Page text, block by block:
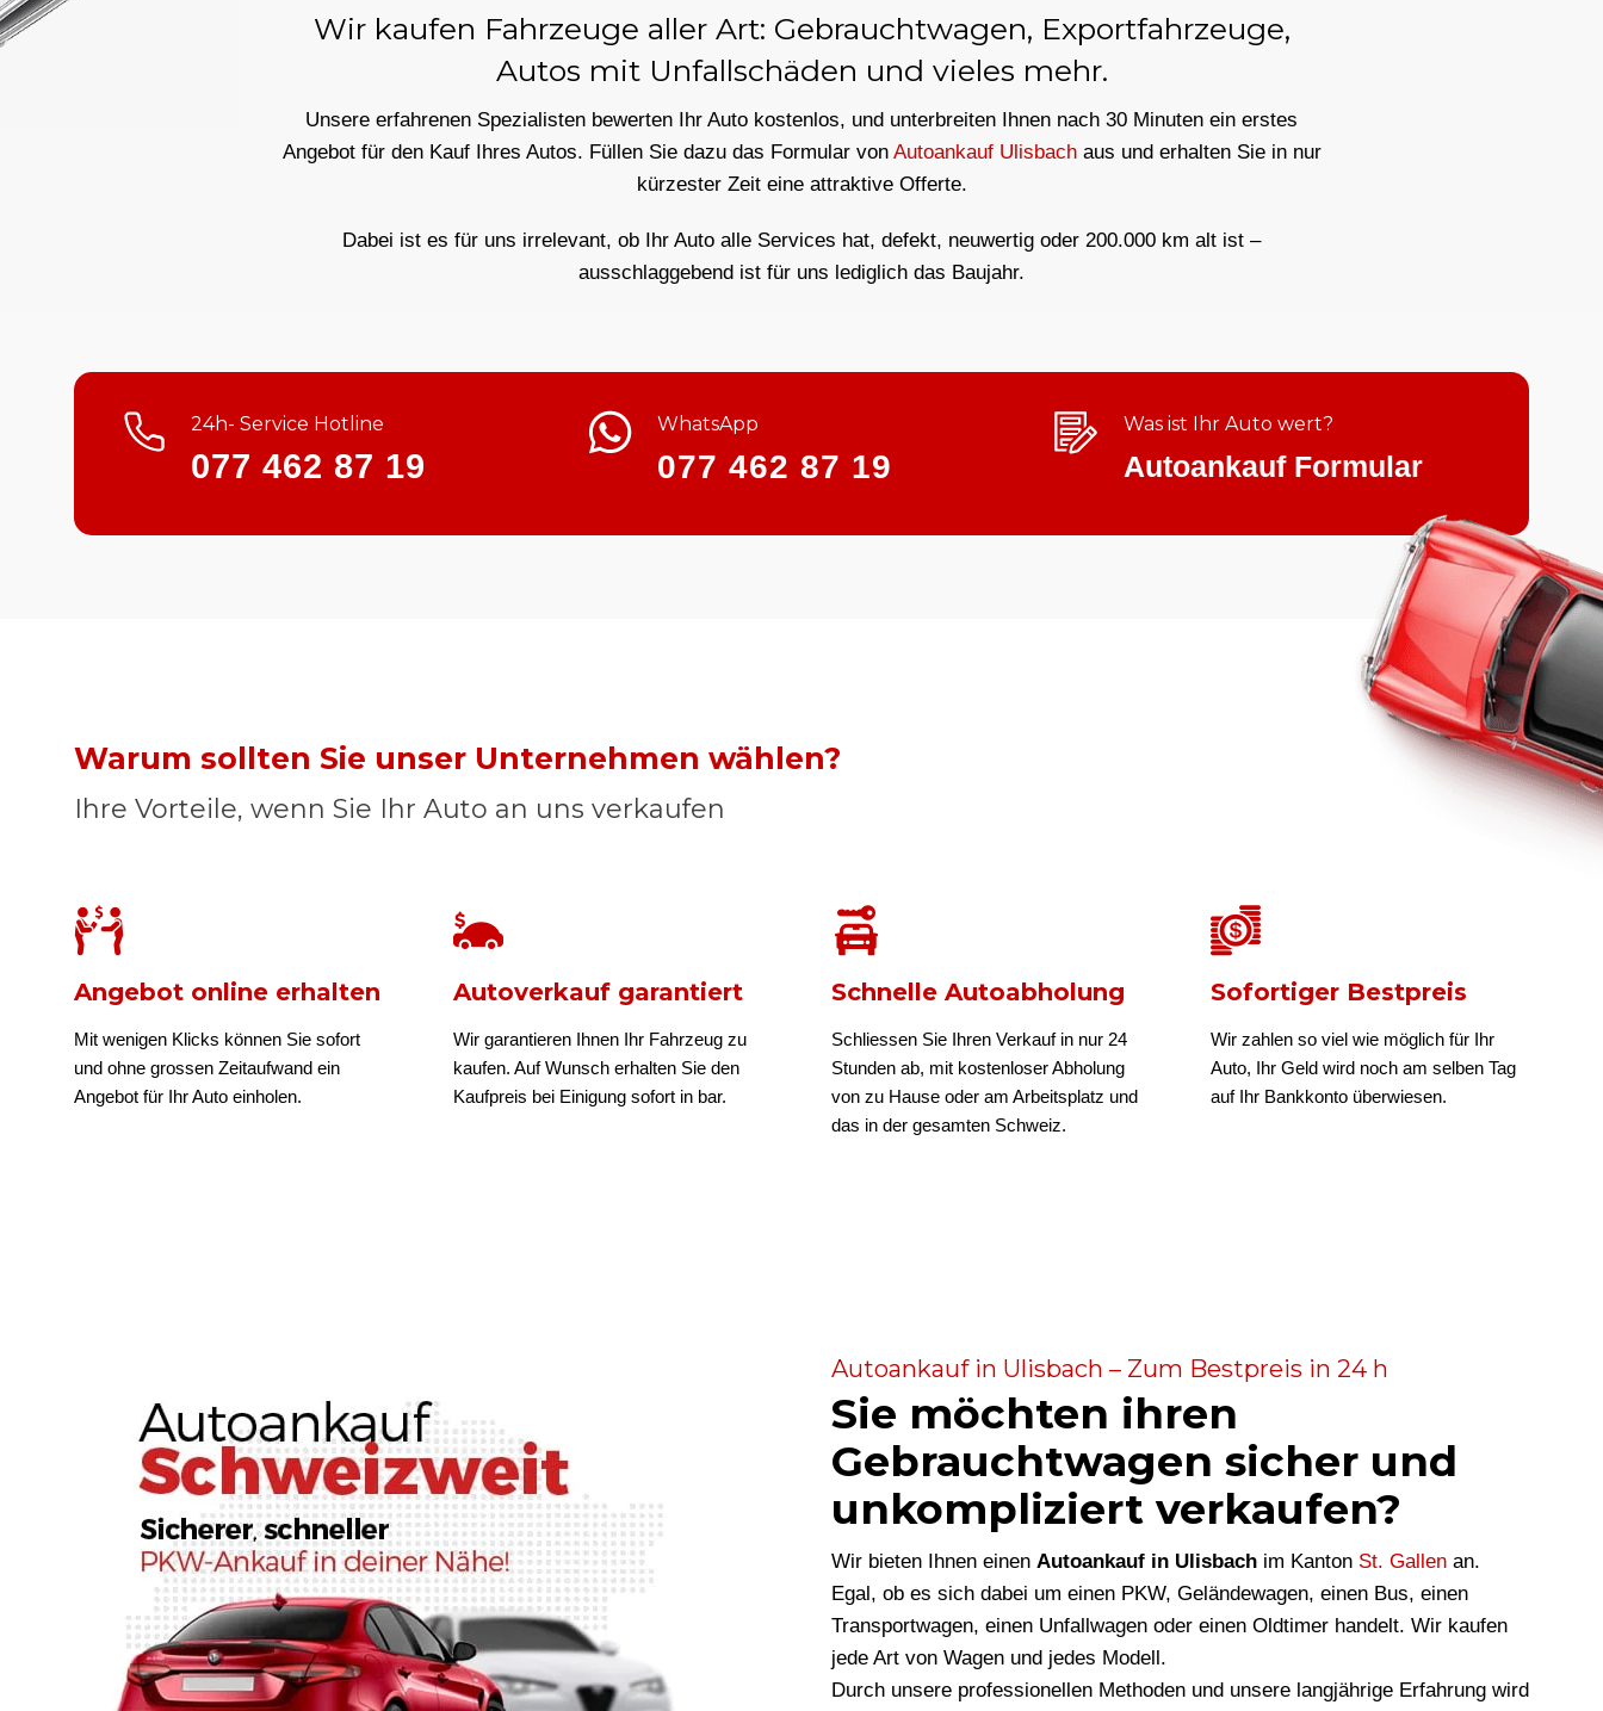
Wir kaufen Fahrzeuge aller Art: Gebrauchtwagen, Exportfahrzeuge,
Autos mit Unfallschäden und vieles mehr.
Unsere erfahrenen Spezialisten bewerten Ihr Auto kostenlos, und unterbreiten Ihnen nach 30 Minuten ein erstes
Angebot für den Kauf Ihres Autos. Füllen Sie dazu das Formular von Autoankauf Ulisbachaus und erhalten Sie in nur
kürzester Zeit eine attraktive Offerte.
Dabei ist es für uns irrelevant, ob Ihr Auto alle Services hat, defekt, neuwertig oder 200.000 km alt ist –
ausschlaggebend ist für uns lediglich das Baujahr.
24h- Service Hotline
077 462 87 19
WhatsApp
077 462 87 19
Was ist Ihr Auto wert?
Autoankauf Formular
Warum sollten Sie unser Unternehmen wählen?
Ihre Vorteile, wenn Sie Ihr Auto an uns verkaufen
Angebot online erhalten
Mit wenigen Klicks können Sie sofort
und ohne grossen Zeitaufwand ein
Angebot für Ihr Auto einholen.
Autoverkauf garantiert
Wir garantieren Ihnen Ihr Fahrzeug zu
kaufen. Auf Wunsch erhalten Sie den
Kaufpreis bei Einigung sofort in bar.
Schnelle Autoabholung
Schliessen Sie Ihren Verkauf in nur 24
Stunden ab, mit kostenloser Abholung
von zu Hause oder am Arbeitsplatz und
das in der gesamten Schweiz.
Sofortiger Bestpreis
Wir zahlen so viel wie möglich für Ihr
Auto, Ihr Geld wird noch am selben Tag
auf Ihr Bankkonto überwiesen.
Autoankauf in Ulisbach – Zum Bestpreis in 24 h
Sie möchten ihren
Gebrauchtwagen sicher und
unkompliziert verkaufen?
Wir bieten Ihnen einen Autoankauf in Ulisbach im Kanton St. Gallen an.
Egal, ob es sich dabei um einen PKW, Geländewagen, einen Bus, einen
Transportwagen, einen Unfallwagen oder einen Oldtimer handelt. Wir kaufen
jede Art von Wagen und jedes Modell.
Durch unsere professionellen Methoden und unsere langjährige Erfahrung wird